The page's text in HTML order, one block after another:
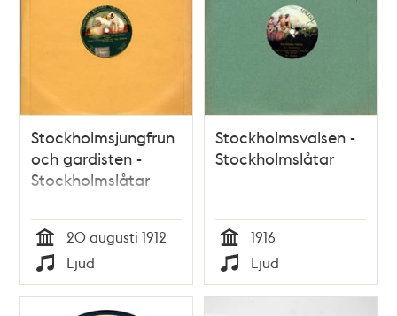
Stockholmsjungfrun
och gardisten -
Stockholmslåtar
Tid
20 augusti 1912
Typ
Ljud
Stockholmsvalsen -
Stockholmslåtar
Tid
1916
Typ
Ljud